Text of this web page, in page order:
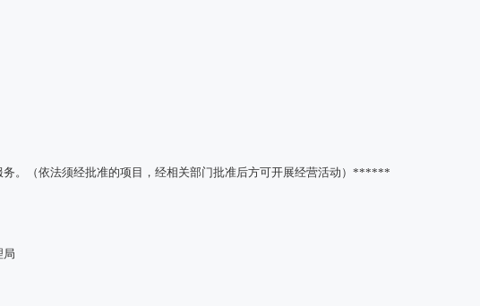
务。（依法须经批准的项目，经相关部门批准后方可开展经营活动）******
局